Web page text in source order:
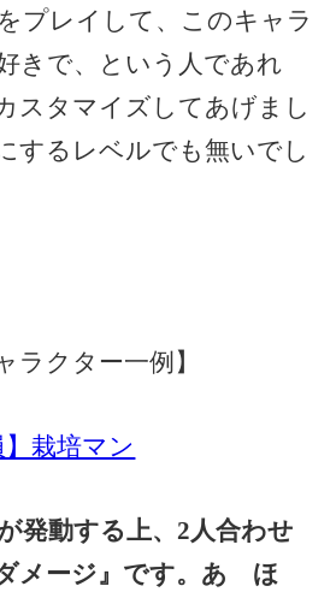
プレイして、このキャラ
きで、という人であれ
スタマイズしてあげまし
するレベルでも無いでし
ラクター一例】
】栽培マン
発動する上、2人合わせ
メージ』です。あ ほ